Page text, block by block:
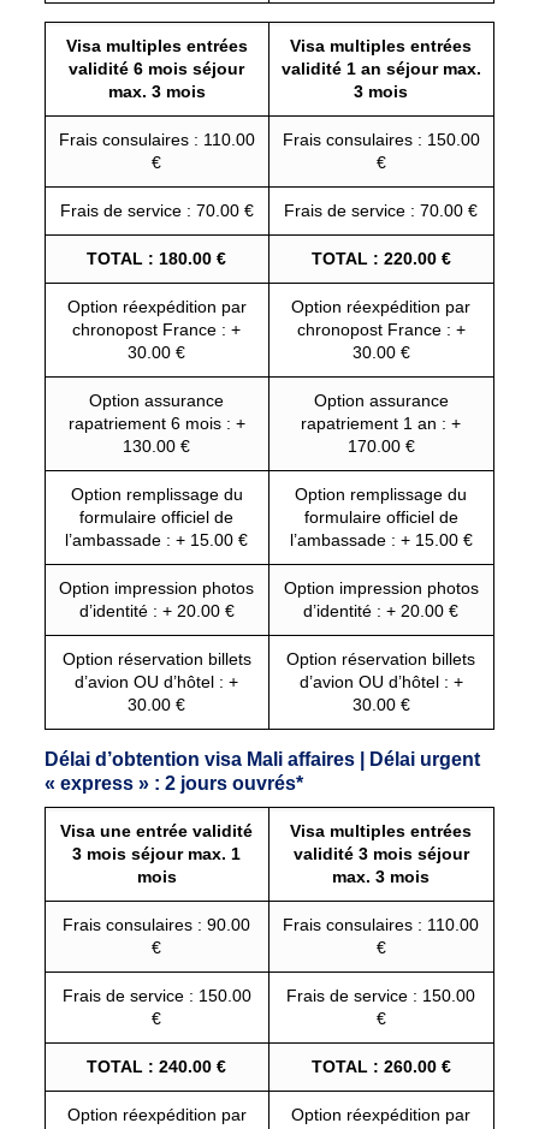
Visa multiples entrées
validité 6 mois séjour
max. 3 mois
Visa multiples entrées
validité 1 an séjour max.
3 mois
Frais consulaires : 110.00
€
Frais consulaires : 150.00
€
Frais de service : 70.00 € Frais de service : 70.00 €
TOTAL : 180.00 € TOTAL : 220.00 €
Option réexpédition par
chronopost France : +
30.00 €
Option réexpédition par
chronopost France : +
30.00 €
Option assurance
rapatriement 6 mois : +
130.00 €
Option assurance
rapatriement 1 an : +
170.00 €
Option remplissage du
formulaire officiel de
l’ambassade : + 15.00 €
Option remplissage du
formulaire officiel de
l’ambassade : + 15.00 €
Option impression photos
d’identité : + 20.00 €
Option impression photos
d’identité : + 20.00 €
Option réservation billets
d’avion OU d’hôtel : +
30.00 €
Option réservation billets
d’avion OU d’hôtel : +
30.00 €
Délai d’obtention visa Mali affaires | Délai urgent
« express » : 2 jours ouvrés*
Visa une entrée validité
3 mois séjour max. 1
mois
Visa multiples entrées
validité 3 mois séjour
max. 3 mois
Frais consulaires : 90.00
€
Frais consulaires : 110.00
€
Frais de service : 150.00
€
Frais de service : 150.00
€
TOTAL : 240.00 € TOTAL : 260.00 €
Option réexpédition par
Option réexpédition par